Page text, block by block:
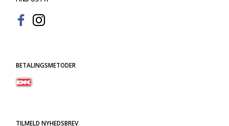
BETALINGSMETODER
TILMELD NYHEDSBREV